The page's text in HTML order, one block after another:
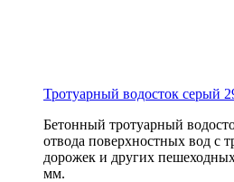
Тротуарный водосток серый
Бетонный тротуарный
отвода поверхностных вод с
дорожек и других
мм.